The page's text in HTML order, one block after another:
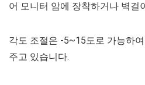
어 모니터 암에 장착하거나 벽걸
각도 조절은 -5~15도로 가능하
주고 있습니다.